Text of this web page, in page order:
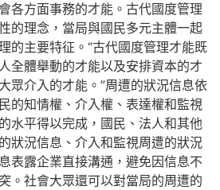
各方面事務的才能。古代國度管理
的理念，當局與國民多元主體一起
的主要特征。“古代國度管理才能既
全體舉動的才能以及安排資本的才
眾介入的才能。”周遭的狀況信息依
的知情權、介入權、表達權和監視
水平得以完成，國民、法人和其他
狀況信息、介入和監視周遭的狀況
表露企業直接溝通，避免因信息不
。社會大眾還可以對當局的周遭的